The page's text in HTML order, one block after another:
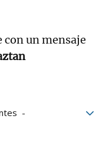
un mensaje